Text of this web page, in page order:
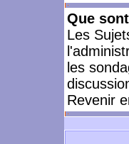
Que
Les
les
Revenir